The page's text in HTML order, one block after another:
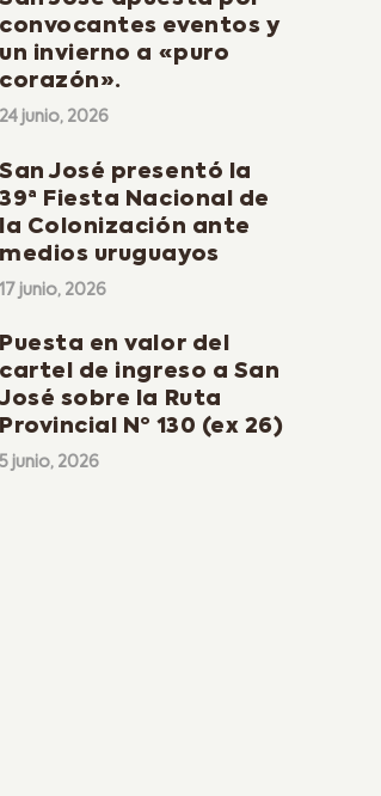
convocantes eventos y
un invierno a «puro
corazón».
24 junio, 2026
San José presentó la
39ª Fiesta Nacional de
la Colonización ante
medios uruguayos
17 junio, 2026
Puesta en valor del
cartel de ingreso a San
José sobre la Ruta
Provincial Nº 130 (ex 26)
5 junio, 2026